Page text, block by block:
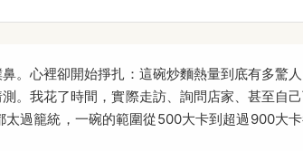
。心裡卻開始掙扎：這碗炒麵熱量到底有多驚
。我花了時間，實際走訪、詢問店家、甚至自
過籠統，一碗的範圍從500大卡到超過900大